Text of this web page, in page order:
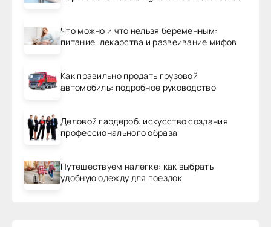
Что можно и что нельзя беременным:
питание, лекарства и развеивание мифов
Как правильно продать грузовой
автомобиль: подробное руководство
Деловой гардероб: искусство создания
профессионального образа
Путешествуем налегке: как выбрать
удобную одежду для поездок